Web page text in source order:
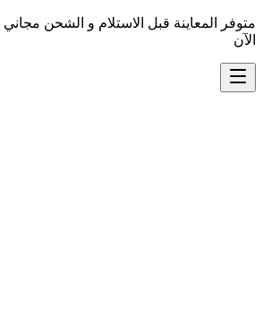
متوفر المعاينة قبل الاستلام و الشحن
الآن